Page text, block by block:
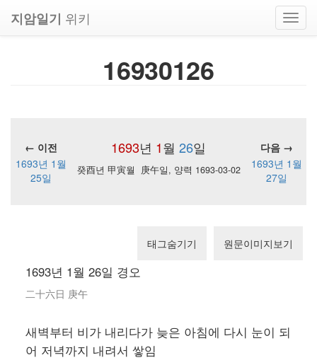
지암일기 위키
16930126
1693년 1월 26일
← 이전
다음 →
1693년 1월
25일
癸酉년 甲寅월 庚午일, 양력 1693-03-02
1693년 1월
27일
태그숨기기 원문이미지보기
1693년 1월 26일 경오
二十六日 庚午
새벽부터 비가 내리다가 늦은 아침에 다시 눈이 되
어 저녁까지 내려서 쌓임